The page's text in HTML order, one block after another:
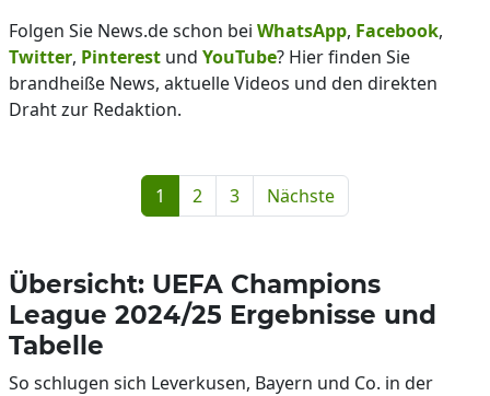
Folgen Sie News.de schon bei WhatsApp, Facebook,
Twitter, Pinterest und YouTube? Hier finden Sie
brandheiße News, aktuelle Videos und den direkten
Draht zur Redaktion.
1 2 3 Nächste
Übersicht: UEFA Champions
League 2024/25 Ergebnisse und
Tabelle
So schlugen sich Leverkusen, Bayern und Co. in der